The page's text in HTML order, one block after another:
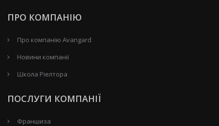
ПРО КОМПАНІЮ
Про компанію Avangard
Новини компанії
Школа Ріелтора
ПОСЛУГИ КОМПАНІЇ
Франшиза